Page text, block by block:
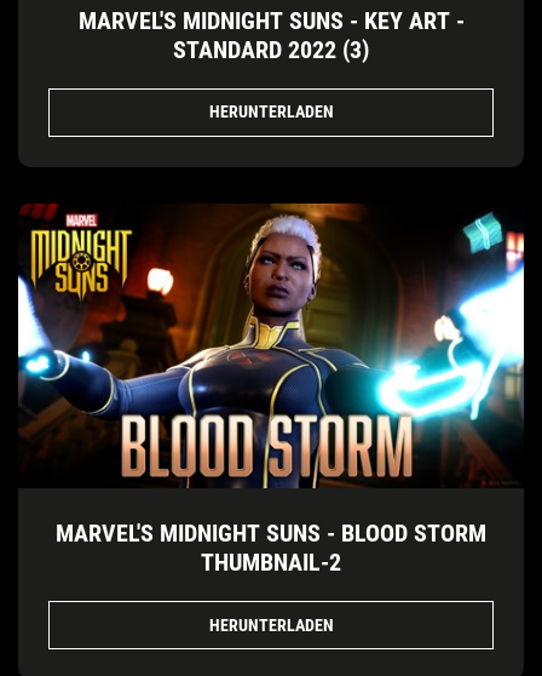
MARVEL'S MIDNIGHT SUNS - KEY ART -
STANDARD 2022 (3)
HERUNTERLADEN
MARVEL'S MIDNIGHT SUNS - BLOOD STORM
THUMBNAIL-2
HERUNTERLADEN